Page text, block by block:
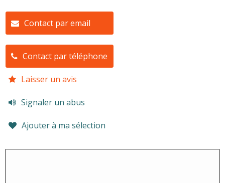
Contact par email
Contact par téléphone
Laisser un avis
Signaler un abus
Ajouter à ma sélection